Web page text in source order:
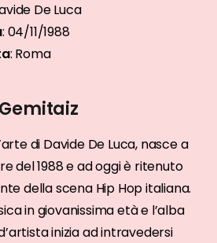
De Luca
: 04/11/1988
: Roma
di Davide De Luca, nasce a
del 1988 e ad oggi è ritenuto
della scena Hip Hop italiana.
in giovanissima età e l’alba
inizia ad intravedersi